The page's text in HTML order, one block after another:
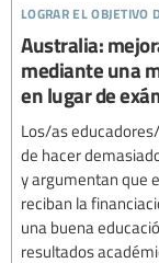
lograr el objetivo
Australia:
mediante una
en lugar de
Los/as
de hacer
y argumentan que
reciban la
una buena
resultados